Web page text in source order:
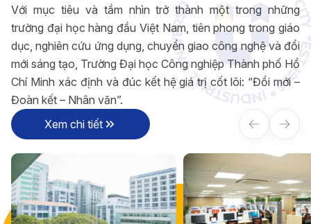
Với mục tiêu và tầm nhìn trở thành một trong những
trường đại học hàng đầu Việt Nam, tiên phong trong giáo
dục, nghiên cứu ứng dụng, chuyển giao công nghệ và đổi
mới sáng tạo, Trường Đại học Công nghiệp Thành phố Hồ
Chí Minh xác định và đúc kết hệ giá trị cốt lõi: “Đổi mới –
Đoàn kết – Nhân văn”.
Xem chi tiết